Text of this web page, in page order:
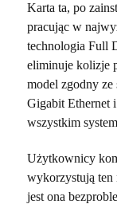
Karta ta, po
pracując w
technologia Full
eliminuje kolizje
model zgodny ze
Gigabit Ethernet
wszystkim
Użytkownicy
wykorzystują ten
jest ona